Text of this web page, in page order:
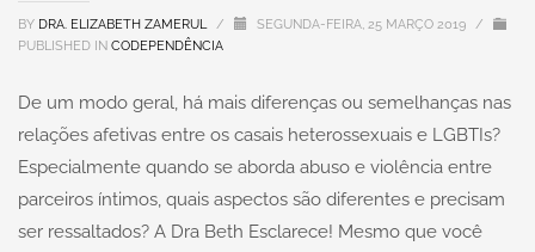
BY DRA. ELIZABETH ZAMERUL / SEGUNDA-FEIRA, 25 MARÇO 2019
/
PUBLISHED IN CODEPENDÊNCIA
De um modo geral, há mais diferenças ou semelhanças nas
relações afetivas entre os casais heterossexuais e LGBTIs?
Especialmente quando se aborda abuso e violência entre
parceiros íntimos, quais aspectos são diferentes e precisam
ser ressaltados? A Dra Beth Esclarece! Mesmo que você